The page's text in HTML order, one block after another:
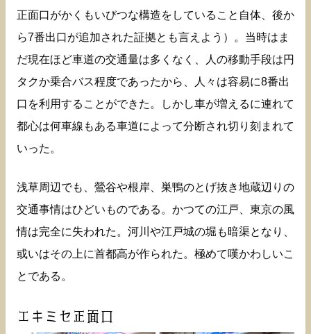
正面口がかくもいびつな構造をしていること自体、後か
ら7番出口が追加された証拠とも言えよう）。当時はま
だ現在ほど車道の交通量は多くなく、人の移動手段は円
タクか乗合バス程度であったから、人々は容易に8番出
口を利用することができた。しかし車が増えるに連れて
都心は何車線もある車道によって分断され切り刻まれて
いった。
浅草周辺でも、鶯谷や根岸、巣鴨のとげ抜き地蔵辺りの
交通事情はひどいものである。かつての江戸、東京の風
情は完全に失われた。河川や江戸城の堀も暗渠となり、
或いはその上に首都高が作られた。極めて嘆かわしいこ
とである。
エキミセ正面口